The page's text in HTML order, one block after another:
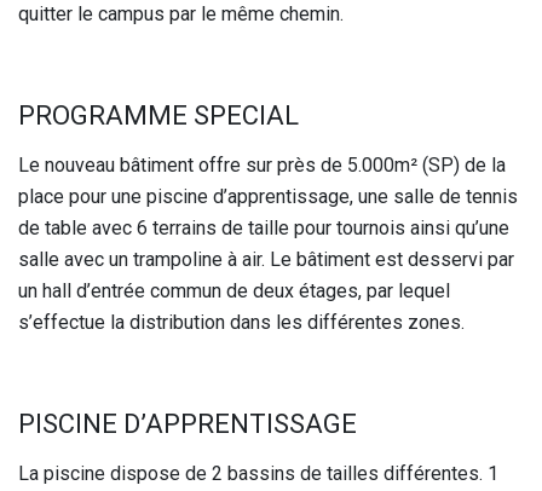
quitter le campus par le même chemin.
PROGRAMME SPECIAL
Le nouveau bâtiment offre sur près de 5.000m² (SP) de la
place pour une piscine d’apprentissage, une salle de tennis
de table avec 6 terrains de taille pour tournois ainsi qu’une
salle avec un trampoline à air. Le bâtiment est desservi par
un hall d’entrée commun de deux étages, par lequel
s’effectue la distribution dans les différentes zones.
PISCINE D’APPRENTISSAGE
La piscine dispose de 2 bassins de tailles différentes. 1